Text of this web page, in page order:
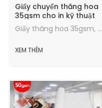
Giấy chuyển thăng hoa
35gsm cho in kỹ thuật
số khăn áo Hijab
Giấy thăng hoa 35gsm, Tỷ lệ truyền 95%, hiệu ứng truyền nhiệt tốt, lượng mực tối đa, tốc độ sấy nhanh, chạy trong tình trạng tốt.
XEM THÊM